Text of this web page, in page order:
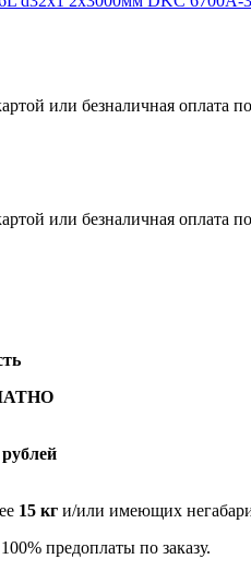
или безналичная
или безналичная
15 кг и/или имеющих
предоплаты по заказу.